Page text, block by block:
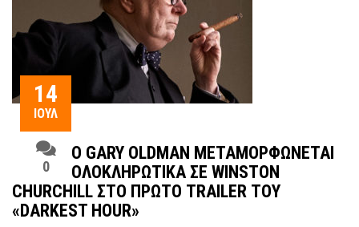
14
ΙΟΎΛ
0
Ο GARY OLDMAN ΜΕΤΑΜΟΡΦΏΝΕΤΑΙ
ΟΛΟΚΛΗΡΩΤΙΚΆ ΣΕ WINSTON
CHURCHILL ΣΤΟ ΠΡΏΤΟ TRAILER ΤΟΥ
«DARKEST HOUR»